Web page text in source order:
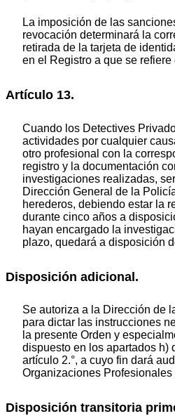
La imposición de las
revocación determinará la
retirada de la tarjeta de
en el Registro a que se refiere
Artículo 13.
Cuando los Detectives
actividades por cualquier
otro profesional con la
registro y la documentación
investigaciones realizadas,
Dirección General de la
herederos, debiendo estar la
durante cinco años a
hayan encargado la
plazo, quedará a disposición
Disposición adicional.
Se autoriza a la Dirección de
para dictar las instrucciones
la presente Orden y
dispuesto en los apartados h)
artículo 2.°, a cuyo fin dará
Organizaciones
Disposición transitoria